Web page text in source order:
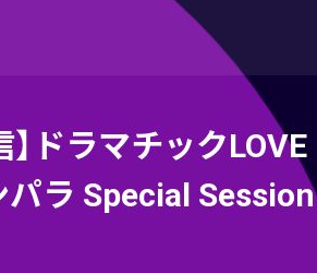
】ドラマチックLOVE
パラ Special Session